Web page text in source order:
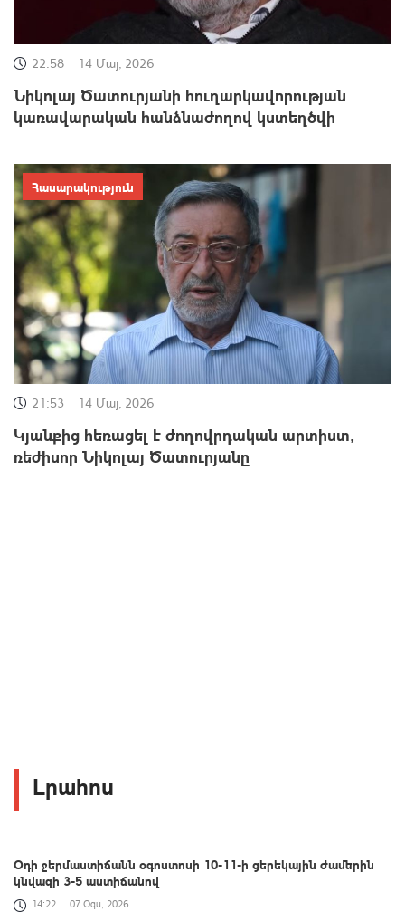
22:58 14 Մայ, 2026
Նիկոլայ Ծատուրյանի հուղարկավորության
կառավարական հանձնաժողով կստեղծվի
21:53 14 Մայ, 2026
Կյանքից հեռացել է ժողովրդական արտիստ,
ռեժիսոր Նիկոլայ Ծատուրյանը
Հասարակություն
Լրահոս
Օդի ջերմաստիճանն օգոստոսի 10-11-ի ցերեկային ժամերին
կնվազի 3-5 աստիճանով
14:22 07 Օգս, 2026